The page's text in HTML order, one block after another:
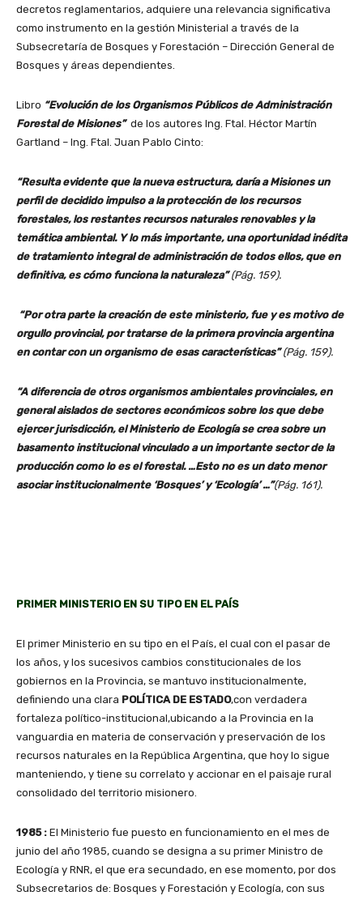
decretos reglamentarios, adquiere una relevancia significativa
como instrumento en la gestión Ministerial a través de la
Subsecretaría de Bosques y Forestación – Dirección General de
Bosques y áreas dependientes.
Libro “Evolución de los Organismos Públicos de Administración
Forestal de Misiones”de los autores Ing. Ftal. Héctor Martín
Gartland – Ing. Ftal. Juan Pablo Cinto:
“Resulta evidente que la nueva estructura, daría a Misiones un
perfil de decidido impulso a la protección de los recursos
forestales, los restantes recursos naturales renovables y la
temática ambiental. Y lo más importante, una oportunidad inédita
de tratamiento integral de administración de todos ellos, que en
definitiva, es cómo funciona la naturaleza”(Pág. 159).
“Por otra parte la creación de este ministerio, fue y es motivo de
orgullo provincial, por tratarse de la primera provincia argentina
en contar con un organismo de esas características”(Pág. 159).
“A diferencia de otros organismos ambientales provinciales, en
general aislados de sectores económicos sobre los que debe
ejercer jurisdicción, el Ministerio de Ecología se crea sobre un
basamento institucional vinculado a un importante sector de la
producción como lo es el forestal. …Esto no es un dato menor
asociar institucionalmente ‘Bosques’ y ‘Ecología’ …”(Pág. 161).
PRIMER MINISTERIO EN SU TIPO EN EL PAÍS
El primer Ministerio en su tipo en el País, el cual con el pasar de
los años, y los sucesivos cambios constitucionales de los
gobiernos en la Provincia, se mantuvo institucionalmente,
definiendo una clara POLÍTICA DE ESTADO,con verdadera
fortaleza político-institucional,ubicando a la Provincia en la
vanguardia en materia de conservación y preservación de los
recursos naturales en la República Argentina, que hoy lo sigue
manteniendo, y tiene su correlato y accionar en el paisaje rural
consolidado del territorio misionero.
1985 : El Ministerio fue puesto en funcionamiento en el mes de
junio del año 1985, cuando se designa a su primer Ministro de
Ecología y RNR, el que era secundado, en ese momento, por dos
Subsecretarios de: Bosques y Forestación y Ecología, con sus